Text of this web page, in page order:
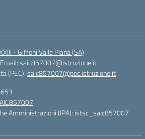
- Giffoni Valle Piana (SA)
Email:saic857007@istruzione.it
(PEC):saic857007@pec.istruzione.it
Amministrazioni (IPA): istsc_saic857007